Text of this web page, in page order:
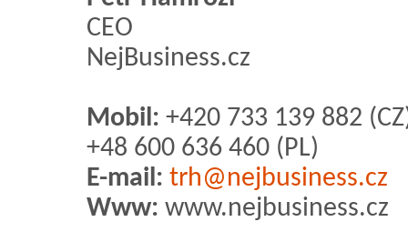
CEO
NejBusiness.cz
Mobil: +420 733 139 882
+48 600 636 460 (PL)
E-mail: trh@nejbusiness.cz
Www: www.nejbusiness.cz